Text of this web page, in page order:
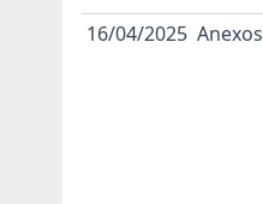
16/04/2025 Anexos